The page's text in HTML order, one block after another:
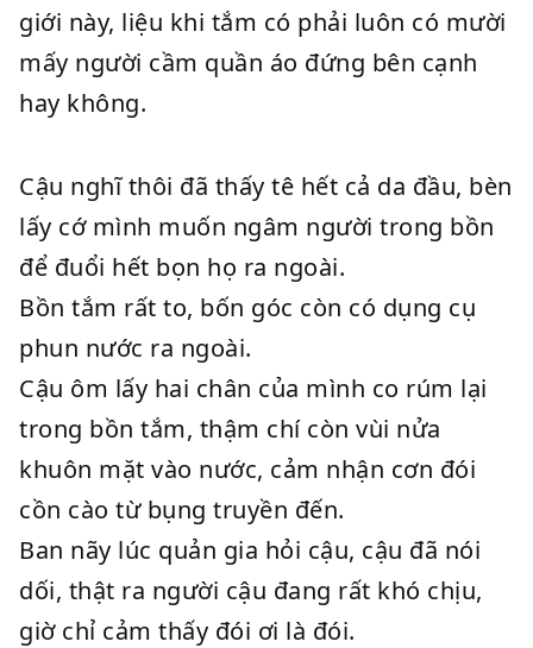
giới này, liệu khi tắm có phải luôn có mười
mấy người cầm quần áo đứng bên cạnh
hay không.
Cậu nghĩ thôi đã thấy tê hết cả da đầu, bèn
lấy cớ mình muốn ngâm người trong bồn
để đuổi hết bọn họ ra ngoài.
Bồn tắm rất to, bốn góc còn có dụng cụ
phun nước ra ngoài.
Cậu ôm lấy hai chân của mình co rúm lại
trong bồn tắm, thậm chí còn vùi nửa
khuôn mặt vào nước, cảm nhận cơn đói
cồn cào từ bụng truyền đến.
Ban nãy lúc quản gia hỏi cậu, cậu đã nói
dối, thật ra người cậu đang rất khó chịu,
giờ chỉ cảm thấy đói ơi là đói.